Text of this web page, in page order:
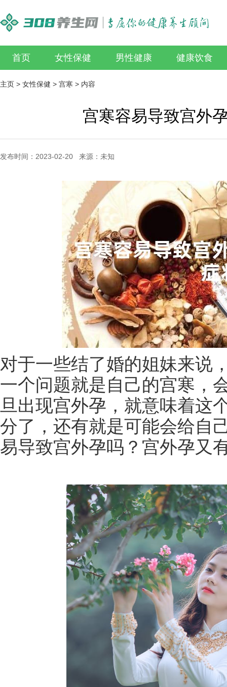
首页 女性保健 男性健康 健康饮食
主页 > 女性保健 > 宫寒 > 内容
宫寒容易导致宫外
发布时间：2023-02-20 来源：未知
对于一些结了婚的姐妹来说
一个问题就是自己的宫寒，
旦出现宫外孕，就意味着这
分了，还有就是可能会给自
易导致宫外孕吗？宫外孕又